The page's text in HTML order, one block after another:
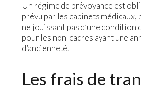
Un régime de prévoyance est
prévu par les cabinets médicaux,
ne jouissant pas d’une condition
pour les non-cadres ayant une
d’ancienneté.
Les frais de